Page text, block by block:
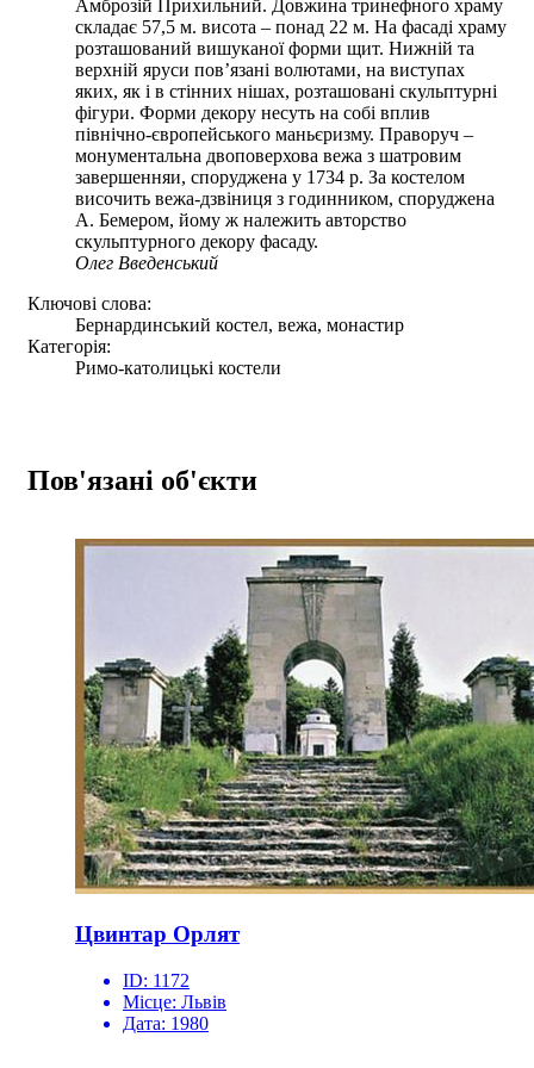
Амброзій Прихильний. Довжина тринефного храму
складає 57,5 м. висота – понад 22 м. На фасаді храму
розташований вишуканої форми щит. Нижній та
верхній яруси пов’язані волютами, на виступах
яких, як і в стінних нішах, розташовані скульптурні
фігури. Форми декору несуть на собі вплив
північно-європейського маньєризму. Праворуч –
монументальна двоповерхова вежа з шатровим
завершенняи, споруджена у 1734 р. За костелом
височить вежа-дзвіниця з годинником, споруджена
А. Бемером, йому ж належить авторство
скульптурного декору фасаду.
Олег Введенський
Ключові слова:
Бернардинський костел, вежа, монастир
Категорія:
Римо-католицькі костели
Пов'язані об'єкти
Цвинтар Орлят
ID: 1172
Місце: Львів
Дата: 1980